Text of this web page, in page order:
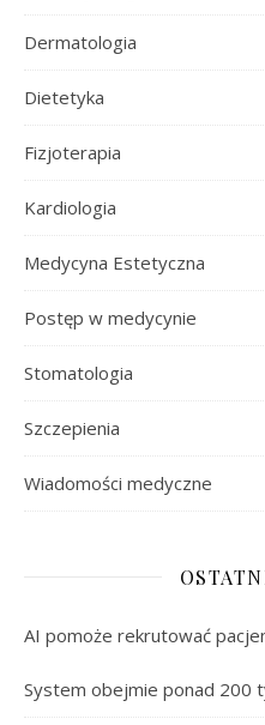
Dermatologia
Dietetyka
Fizjoterapia
Kardiologia
Medycyna Estetyczna
Postęp w medycynie
Stomatologia
Szczepienia
Wiadomości medyczne
AI pomoże rekrutować
System obejmie ponad 200